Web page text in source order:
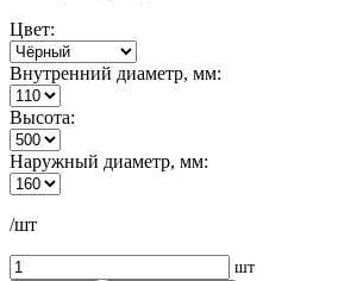
Цвет:
Внутренний диаметр, мм:
Высота:
Наружный диаметр, мм:
/шт
шт